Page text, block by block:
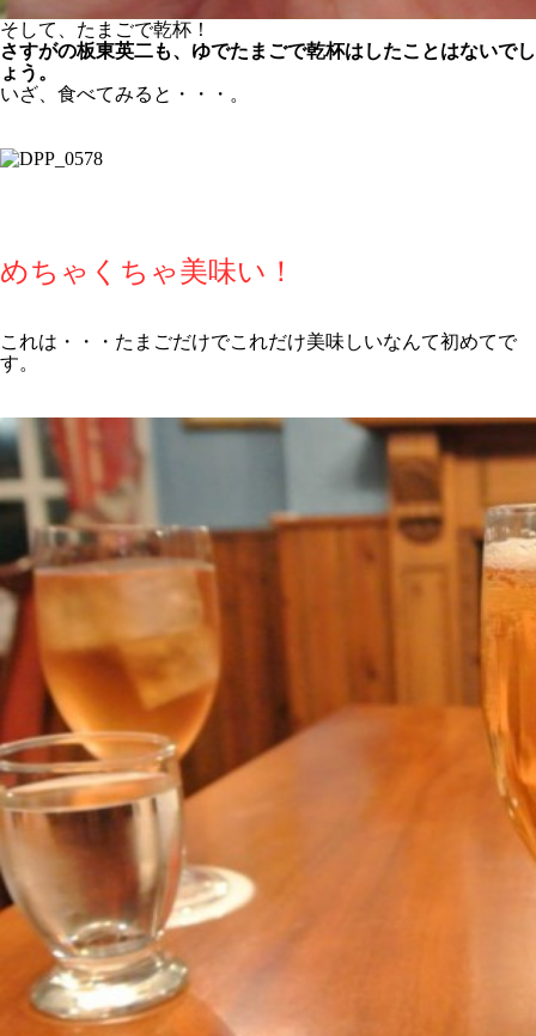
そして、たまごで乾杯！
さすがの板東英二も、ゆでたまごで乾杯はしたことはないでし
ょう。
いざ、食べてみると・・・。
めちゃくちゃ美味い！
これは・・・たまごだけでこれだけ美味しいなんて初めてで
す。